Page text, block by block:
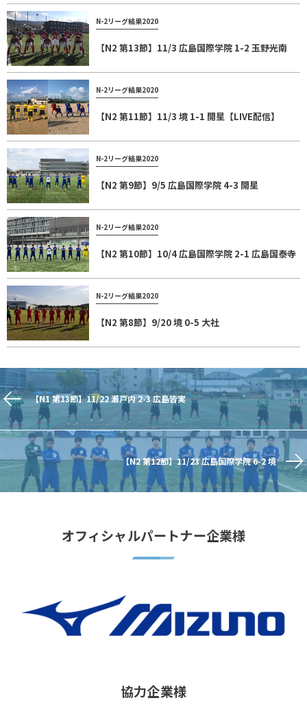
N-2リーグ結果2020
【N2 第13節】11/3 広島国際学院 1-2 玉野光南
N-2リーグ結果2020
【N2 第11節】11/3 境 1-1 開星【LIVE配信】
N-2リーグ結果2020
【N2 第9節】9/5 広島国際学院 4-3 開星
N-2リーグ結果2020
【N2 第10節】10/4 広島国際学院 2-1 広島国泰寺
N-2リーグ結果2020
【N2 第8節】9/20 境 0-5 大社
【N1 第13節】11/22 瀬戸内 2-3 広島皆実
【N2 第12節】11/23 広島国際学院 6-2 境
オフィシャルパートナー企業様
協力企業様